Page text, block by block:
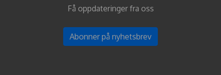
Få oppdateringer fra oss
Abonner på nyhetsbrev